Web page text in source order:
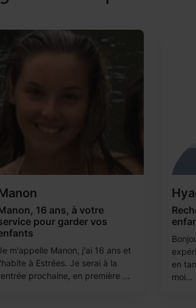
16 ans, à votre
pour garder vos
m'appelle Manon, j'ai 16 ans et
à Estrées. Je serai à la
prochaine, en première ...
en
moi...